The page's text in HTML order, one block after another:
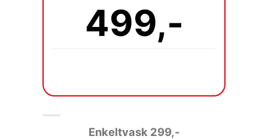
499,-
Enkeltvask 299,-